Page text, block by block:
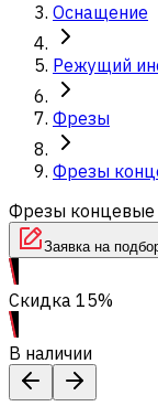
Оснащение
Режущий
Фрезы
Фрезы
Фрезы концевые
Заявка на
Скидка 15%
В наличии